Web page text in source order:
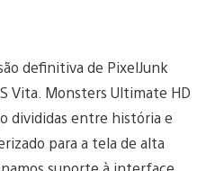
definitiva de PixelJunk
Vita. Monsters Ultimate HD
divididas entre história e
para a tela de alta